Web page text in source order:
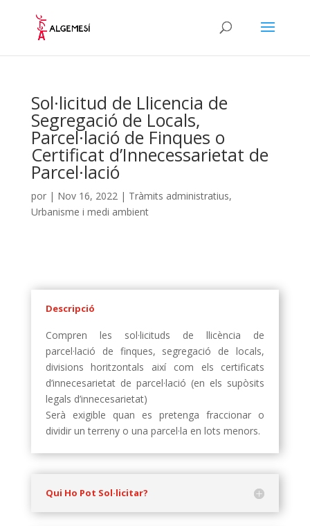
Sol·licitud de Llicencia de
Segregació de Locals,
Parcel·lació de Finques o
Certificat d’Innecessarietat de
Parcel·lació
por | Nov 16, 2022| Tràmits administratius,
Urbanisme i medi ambient
Descripció
Compren les sol·licituds de llicència de
parcel·lació de finques, segregació de locals,
divisions horitzontals així com els certificats
d’innecesarietat de parcel·lació (en els supòsits
legals d’innecesarietat)
Serà exigible quan es pretenga fraccionar o
dividir un terreny o una parcel·la en lots menors.
Qui Ho Pot Sol·licitar?